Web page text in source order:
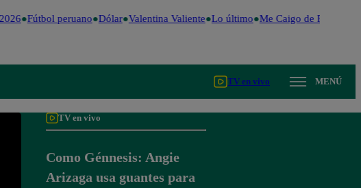
Fútbol peruano Dólar Valentina Valiente Lo último Me Caigo de Risa
TV en vivo MENÚ
TV en vivo
Como Génnesis: Angie
Arizaga usa guantes para